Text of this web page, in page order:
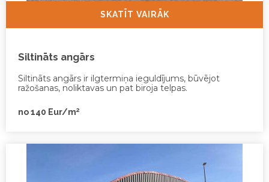
SKATĪT VAIRĀK
Siltināts angārs
Siltināts angārs ir ilgtermiņa ieguldījums, būvējot
ražošanas, noliktavas un pat biroja telpas.
no 140 Eur/m2